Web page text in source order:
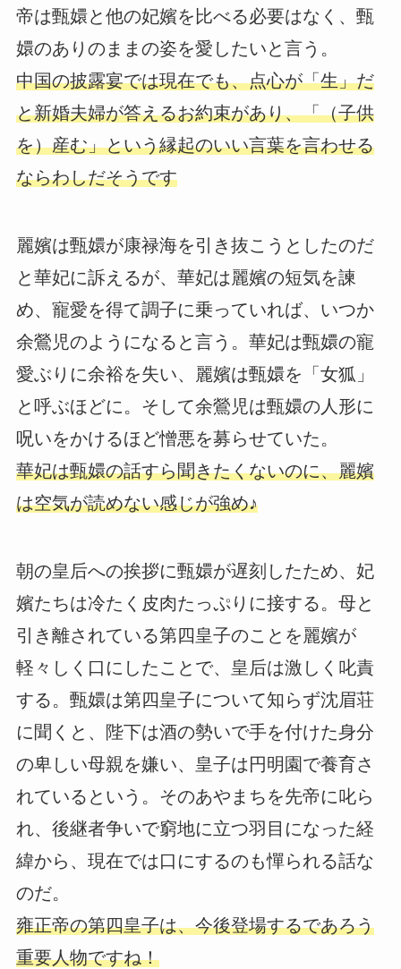
帝は甄嬛と他の妃嬪を比べる必要はなく、甄
嬛のありのままの姿を愛したいと言う。
中国の披露宴では現在でも、点心が「生」だ
と新婚夫婦が答えるお約束があり、「（子供
を）産む」という縁起のいい言葉を言わせる
ならわしだそうです
麗嬪は甄嬛が康禄海を引き抜こうとしたのだ
と華妃に訴えるが、華妃は麗嬪の短気を諫
め、寵愛を得て調子に乗っていれば、いつか
余鶯児のようになると言う。華妃は甄嬛の寵
愛ぶりに余裕を失い、麗嬪は甄嬛を「女狐」
と呼ぶほどに。そして余鶯児は甄嬛の人形に
呪いをかけるほど憎悪を募らせていた。
華妃は甄嬛の話すら聞きたくないのに、麗嬪
は空気が読めない感じが強め♪
朝の皇后への挨拶に甄嬛が遅刻したため、妃
嬪たちは冷たく皮肉たっぷりに接する。母と
引き離されている第四皇子のことを麗嬪が
軽々しく口にしたことで、皇后は激しく叱責
する。甄嬛は第四皇子について知らず沈眉荘
に聞くと、陛下は酒の勢いで手を付けた身分
の卑しい母親を嫌い、皇子は円明園で養育さ
れているという。そのあやまちを先帝に叱ら
れ、後継者争いで窮地に立つ羽目になった経
緯から、現在では口にするのも憚られる話な
のだ。
雍正帝の第四皇子は、今後登場するであろう
重要人物ですね！